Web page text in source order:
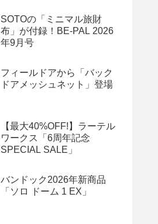
SOTOの「ミニマル旅財
布」が付録！BE-PAL 2026
年9月号
フィールドアから「バック
ドアメッシュネット」登場
【最大40%OFF!】ラーテル
ワークス「6周年記念
SPECIAL SALE」
バンドック2026年新商品
「ソロ ドーム 1 EX」